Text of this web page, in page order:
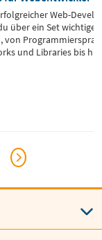
Web-
über ein Set wichtiger
von
und Libraries bis